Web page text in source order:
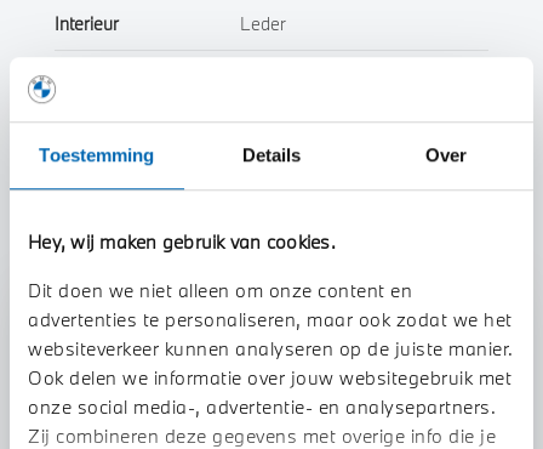
Toestemming Details Over
Hey, wij maken gebruik van cookies.
Dit doen we niet alleen om onze content en
advertenties te personaliseren, maar ook zodat we het
websiteverkeer kunnen analyseren op de juiste manier.
Ook delen we informatie over jouw websitegebruik met
onze social media-, advertentie- en analysepartners.
Zij combineren deze gegevens met overige info die je
Stap 1 van 3
Uw auto inruilen?
Interieur Leder
Toon alle eigenschappen